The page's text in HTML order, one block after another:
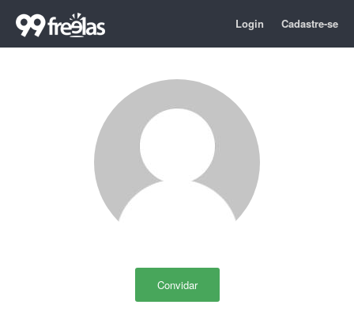
Login Cadastre-se
Convidar